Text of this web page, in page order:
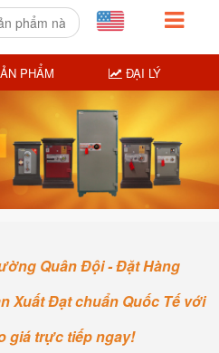
Quân Đội - Đặt Hàng
Xuất Đạt chuẩn Quốc Tế với
giá trực tiếp ngay!
PHẨM ĐẠI LÝ